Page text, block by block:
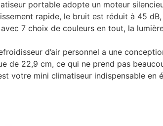
portable adopte un moteur
rapide, le bruit est réduit à 45
7 choix de couleurs en tout, la
d’air personnel a une
de 22,9 cm, ce qui ne prend pas
votre mini climatiseur indispensable en